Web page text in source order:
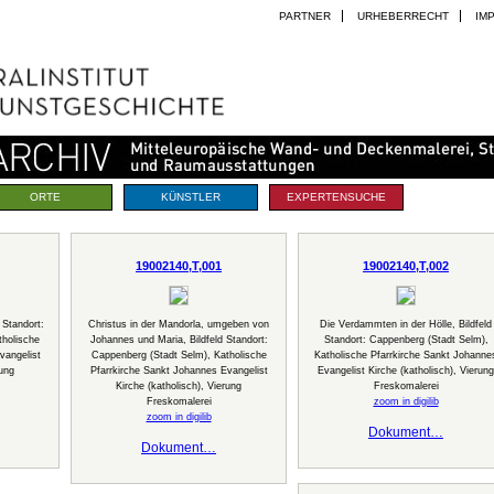
PARTNER URHEBERRECHT
ORTE KÜNSTLER EXPERTENSUCHE
19002140,T,001
Christus in der Mandorla, umgeben von
Johannes und Maria, Bildfeld Standort:
Cappenberg (Stadt Selm), Katholische
Pfarrkirche Sankt Johannes Evangelist
Kirche (katholisch), Vierung
Freskomalerei
zoom in digilib
Dokument…
19002140,T,002
Die Verdammten in der Hölle, Bildfeld
Standort: Cappenberg (Stadt Selm),
Katholische Pfarrkirche Sankt
Evangelist Kirche (katholisch), Vierung
Freskomalerei
zoom in digilib
Dokument…